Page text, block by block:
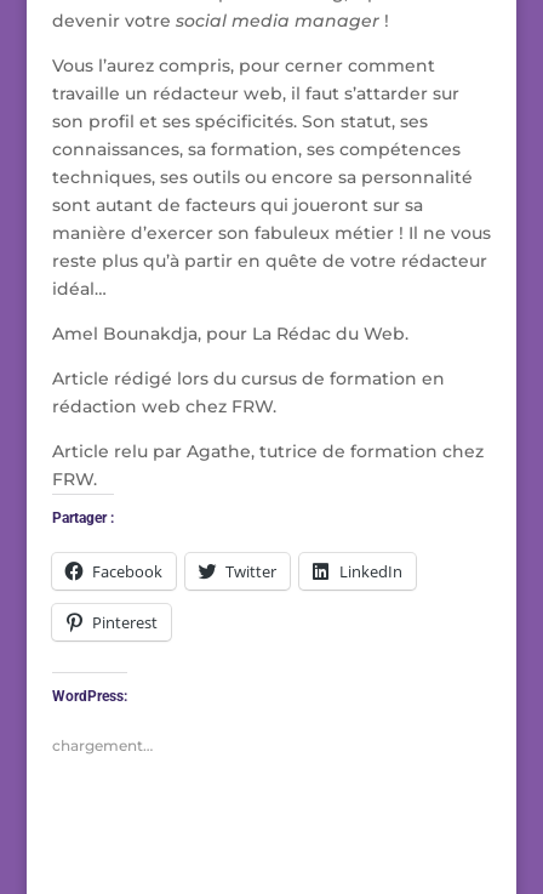
devenir votre social media manager!
Vous l’aurez compris, pour cerner comment
travaille un rédacteur web, il faut s’attarder sur
son profil et ses spécificités. Son statut, ses
connaissances, sa formation, ses compétences
techniques, ses outils ou encore sa personnalité
sont autant de facteurs qui joueront sur sa
manière d’exercer son fabuleux métier ! Il ne vous
reste plus qu’à partir en quête de votre rédacteur
idéal…
Amel Bounakdja, pour La Rédac du Web.
Article rédigé lors du cursus de formation en
rédaction web chez FRW.
Article relu par Agathe, tutrice de formation chez
FRW.
Partager :
Facebook Twitter LinkedIn
Pinterest
WordPress:
chargement…